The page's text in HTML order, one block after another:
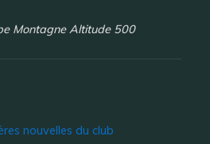
Montagne Altitude 500
nouvelles du club